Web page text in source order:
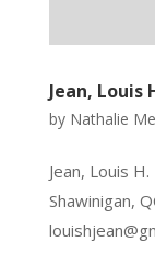
Jean, Louis
by Nathalie
Jean, Louis
Shawinigan,